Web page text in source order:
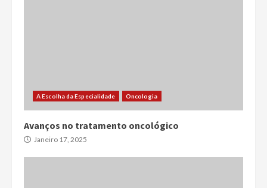
A Escolha da Especialidade Oncologia
Avanços no tratamento oncológico
Janeiro 17, 2025